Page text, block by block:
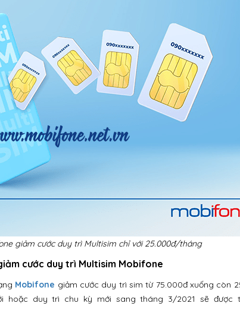
giảm cước duy trì Multisim chỉ với 25.000đ/tháng
cước duy trì Multisim Mobifone
Mobifone giảm cước duy trì sim từ 75.000đ xuống còn
hoặc duy trì chu kỳ mới sang tháng 3/2021 sẽ được